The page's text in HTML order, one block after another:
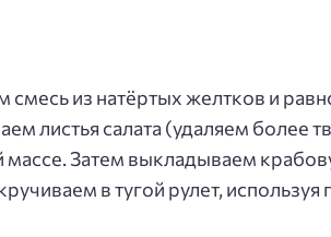
из натёртых желтков и
листья салата (удаляем более
массе. Затем выкладываем
в тугой рулет, используя